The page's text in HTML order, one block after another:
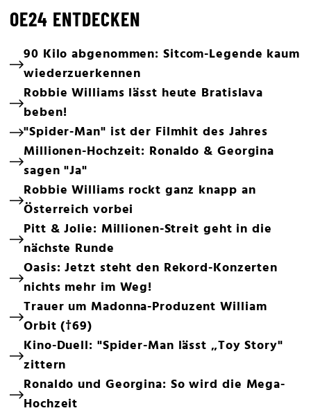
OE24 ENTDECKEN
90 Kilo abgenommen: Sitcom-Legende kaum
wiederzuerkennen
Robbie Williams lässt heute Bratislava
beben!
"Spider-Man" ist der Filmhit des Jahres
Millionen-Hochzeit: Ronaldo & Georgina
sagen "Ja"
Robbie Williams rockt ganz knapp an
Österreich vorbei
Pitt & Jolie: Millionen-Streit geht in die
nächste Runde
Oasis: Jetzt steht den Rekord-Konzerten
nichts mehr im Weg!
Trauer um Madonna-Produzent William
Orbit (†69)
Kino-Duell: "Spider-Man lässt „Toy Story"
zittern
Ronaldo und Georgina: So wird die Mega-
Hochzeit